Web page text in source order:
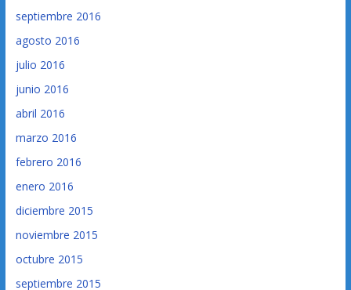
septiembre 2016
agosto 2016
julio 2016
junio 2016
abril 2016
marzo 2016
febrero 2016
enero 2016
diciembre 2015
noviembre 2015
octubre 2015
septiembre 2015